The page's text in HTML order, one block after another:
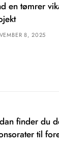
en tømrer
8, 2025
finder du
til